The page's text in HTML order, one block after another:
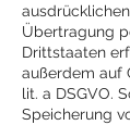
Übertragung
Drittstaaten
außerdem auf
lit. a DSGVO.
Speicherung